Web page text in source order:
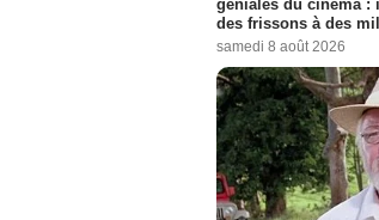
géniales du cinéma :
des frissons à des
samedi 8 août 2026